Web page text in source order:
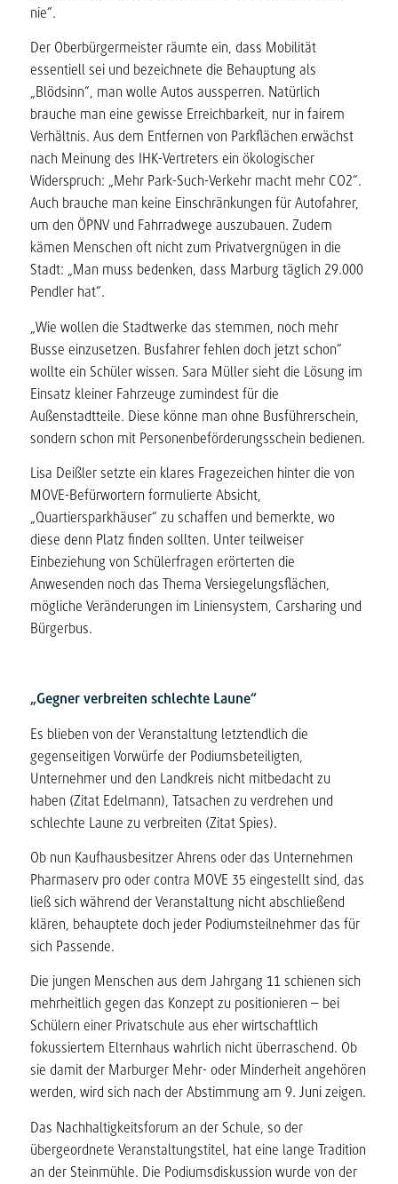
nie“.
Der Oberbürgermeister räumte ein, dass Mobilität
essentiell sei und bezeichnete die Behauptung als
„Blödsinn“, man wolle Autos aussperren. Natürlich
brauche man eine gewisse Erreichbarkeit, nur in fairem
Verhältnis. Aus dem Entfernen von Parkflächen erwächst
nach Meinung des IHK-Vertreters ein ökologischer
Widerspruch: „Mehr Park-Such-Verkehr macht mehr CO2“.
Auch brauche man keine Einschränkungen für Autofahrer,
um den ÖPNV und Fahrradwege auszubauen. Zudem
kämen Menschen oft nicht zum Privatvergnügen in die
Stadt: „Man muss bedenken, dass Marburg täglich 29.000
Pendler hat“.
„Wie wollen die Stadtwerke das stemmen, noch mehr
Busse einzusetzen. Busfahrer fehlen doch jetzt schon“
wollte ein Schüler wissen. Sara Müller sieht die Lösung im
Einsatz kleiner Fahrzeuge zumindest für die
Außenstadtteile. Diese könne man ohne Busführerschein,
sondern schon mit Personenbeförderungsschein bedienen.
Lisa Deißler setzte ein klares Fragezeichen hinter die von
MOVE-Befürwortern formulierte Absicht,
„Quartiersparkhäuser“ zu schaffen und bemerkte, wo
diese denn Platz finden sollten. Unter teilweiser
Einbeziehung von Schülerfragen erörterten die
Anwesenden noch das Thema Versiegelungsflächen,
mögliche Veränderungen im Liniensystem, Carsharing und
Bürgerbus.
„Gegner verbreiten schlechte Laune“
Es blieben von der Veranstaltung letztendlich die
gegenseitigen Vorwürfe der Podiumsbeteiligten,
Unternehmer und den Landkreis nicht mitbedacht zu
haben (Zitat Edelmann), Tatsachen zu verdrehen und
schlechte Laune zu verbreiten (Zitat Spies).
Ob nun Kaufhausbesitzer Ahrens oder das Unternehmen
Pharmaserv pro oder contra MOVE 35 eingestellt sind, das
ließ sich während der Veranstaltung nicht abschließend
klären, behauptete doch jeder Podiumsteilnehmer das für
sich Passende.
Die jungen Menschen aus dem Jahrgang 11 schienen sich
mehrheitlich gegen das Konzept zu positionieren – bei
Schülern einer Privatschule aus eher wirtschaftlich
fokussiertem Elternhaus wahrlich nicht überraschend. Ob
sie damit der Marburger Mehr- oder Minderheit angehören
werden, wird sich nach der Abstimmung am 9. Juni zeigen.
Das Nachhaltigkeitsforum an der Schule, so der
übergeordnete Veranstaltungstitel, hat eine lange Tradition
an der Steinmühle. Die Podiumsdiskussion wurde von der